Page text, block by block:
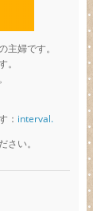
婦です。
： interval.
さい。